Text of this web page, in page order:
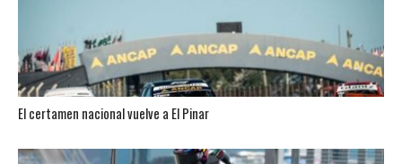
El certamen nacional vuelve a El Pinar